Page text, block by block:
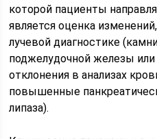
которой пациенты
является оценка
лучевой диагностике
поджелудочной железы
отклонения в анализах
повышенные
липаза).